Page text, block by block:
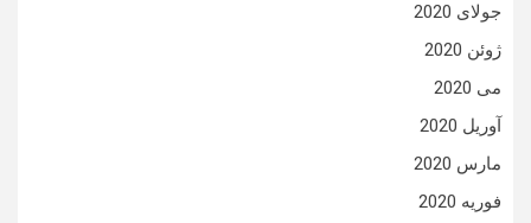
جولای 2020
ژوئن 2020
می 2020
آوریل 2020
مارس 2020
فوریه 2020